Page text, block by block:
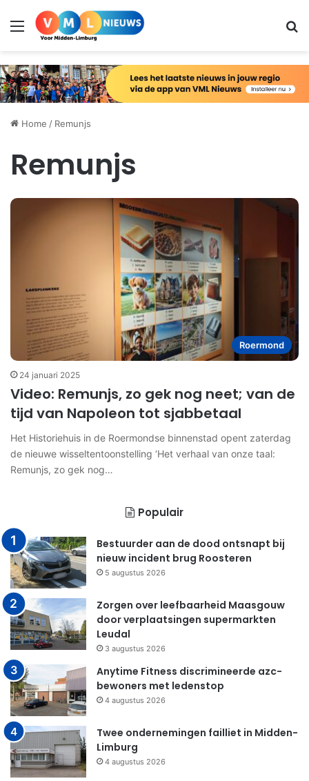
Menu
Home / Remunjs
Remunjs
Roermond
24 januari 2025
Video: Remunjs, zo gek nog neet; van de
tijd van Napoleon tot sjabbetaal
Het Historiehuis in de Roermondse binnenstad opent zaterdag
de nieuwe wisseltentoonstelling ‘Het verhaal van onze taal:
Remunjs, zo gek nog…
Populair
Bestuurder aan de dood ontsnapt bij
nieuw incident brug Roosteren
5 augustus 2026
Zorgen over leefbaarheid Maasgouw
door verplaatsingen supermarkten
Leudal
3 augustus 2026
Anytime Fitness discrimineerde azc-
bewoners met ledenstop
4 augustus 2026
Twee ondernemingen failliet in Midden-
Limburg
4 augustus 2026